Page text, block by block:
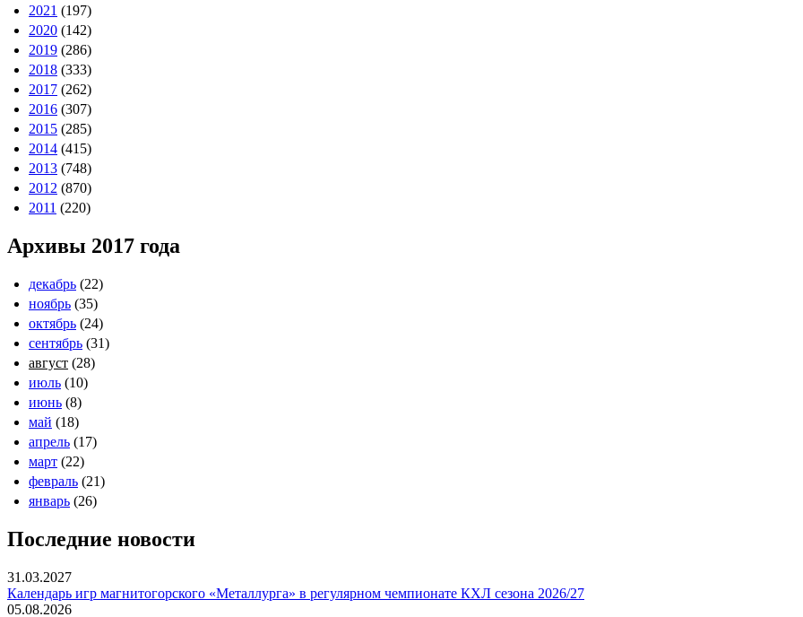
2021 (197)
2020 (142)
2019 (286)
2018 (333)
2017 (262)
2016 (307)
2015 (285)
2014 (415)
2013 (748)
2012 (870)
2011 (220)
Архивы 2017 года
декабрь (22)
ноябрь (35)
октябрь (24)
сентябрь (31)
август (28)
июль (10)
июнь (8)
май (18)
апрель (17)
март (22)
февраль (21)
январь (26)
Последние новости
31.03.2027
Календарь игр магнитогорского «Металлурга» в регулярном чемпионате КХЛ сезона 2026/27
05.08.2026